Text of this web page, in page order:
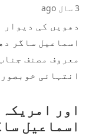
3 سال ago
دھویں کی دیوار
اسماعیل ساگر
معروف مصنف
انتہائی
اور
اسماعیل